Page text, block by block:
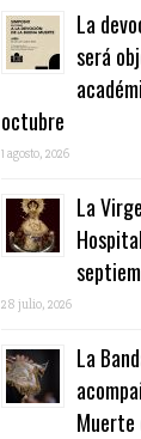
La
será
octubre
1 agosto, 2026
La
28 julio, 2026
La
Muerte